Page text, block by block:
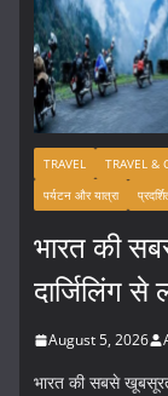
TRAVEL TRAVEL &
पर्यटन और यात्रा
भारत की
दार्जिलिंग
August 5, 2026
भारत की सबसे